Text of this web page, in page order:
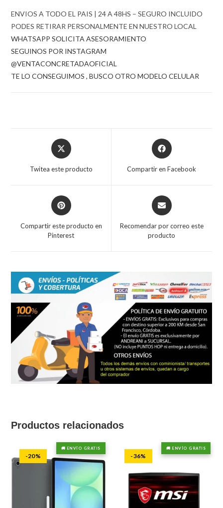
ENVIOS A TODO EL PAIS | 24 A 48HS – SEGURO INCLUIDO
PODES RETIRAR PERSONALMENTE EN NUESTRO LOCAL
WHATSAPP SOLICITA ASESORAMIENTO
SEGUINOS POR INSTAGRAM
@VENTACONCRETADAOFICIAL
TE LO CONSEGUIMOS , BUSCO OTRO MODELO CELULAR
Opens
in
Twitea este producto
Opens
in
Compartir en Facebook
Opens
in
new
Compartir este producto en
Pinterest
Opens
in
new
Recomendar por correo este
producto
Productos relacionados
🚚 ENVÍO GRATIS
-20%
🚚 ENVÍO GRATIS
-36%